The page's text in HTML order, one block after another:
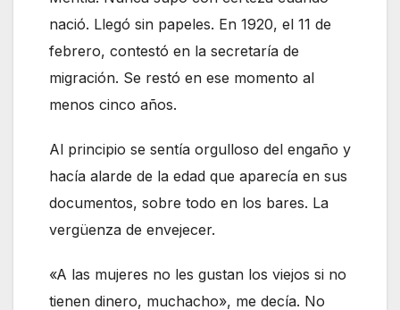
nació. Llegó sin papeles. En 1920, el 11 de
febrero, contestó en la secretaría de
migración. Se restó en ese momento al
menos cinco años.
Al principio se sentía orgulloso del engaño y
hacía alarde de la edad que aparecía en sus
documentos, sobre todo en los bares. La
vergüenza de envejecer.
«A las mujeres no les gustan los viejos si no
tienen dinero, muchacho», me decía. No